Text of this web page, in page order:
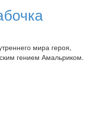
мира героя,
гением Амальриком.